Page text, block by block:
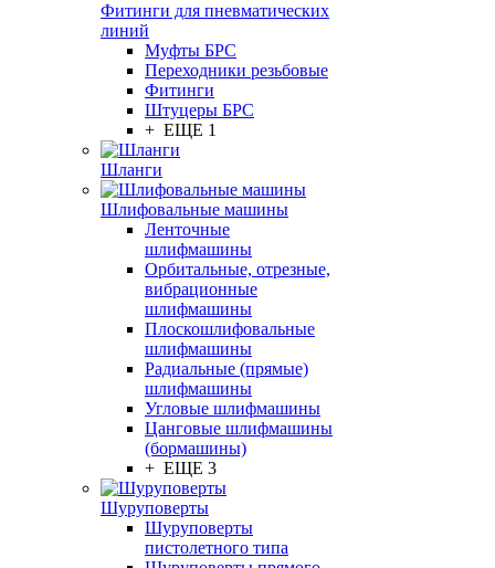
Фитинги для пневматических
линий
Муфты БРС
Переходники резьбовые
Фитинги
Штуцеры БРС
+ ЕЩЕ 1
Шланги
Шлифовальные машины
Ленточные
шлифмашины
Орбитальные, отрезные,
вибрационные
шлифмашины
Плоскошлифовальные
шлифмашины
Радиальные (прямые)
шлифмашины
Угловые шлифмашины
Цанговые шлифмашины
(бормашины)
+ ЕЩЕ 3
Шуруповерты
Шуруповерты
пистолетного типа